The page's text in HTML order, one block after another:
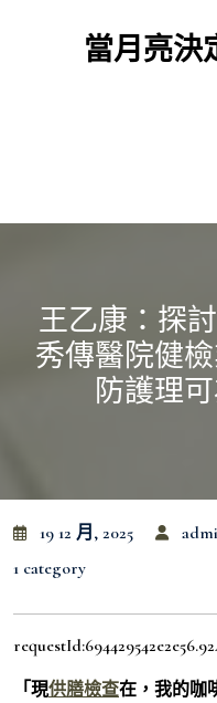
當月亮決
王乙康：探
秀傳醫院健
防護理
19 12 月, 2025
1 category
「現供膳檢查在，我的咖